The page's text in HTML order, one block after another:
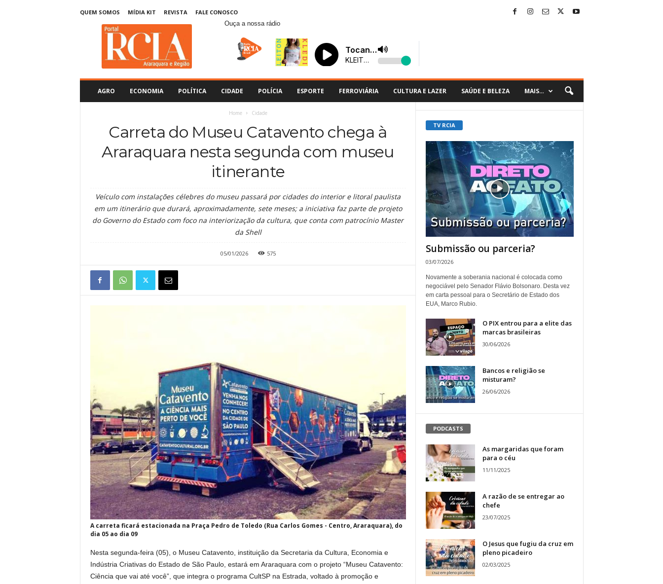
QUEM SOMOS MÍDIA KIT REVISTA
FALE CONOSCO
Ouça a nossa rádio
AGRO ECONOMIA POLÍTICA CIDADE POLÍCIA ESPORTE FERROVIÁRIA CULTURA E LAZER SAÚDE E BELEZA MAIS…
Home Cidade
Carreta do Museu Catavento chega à
Araraquara nesta segunda com museu
itinerante
Veículo com instalações célebres do museu passará por cidades do interior e litoral paulista
em um itinerário que durará, aproximadamente, sete meses; a iniciativa faz parte de projeto
do Governo do Estado com foco na interiorização da cultura, que conta com patrocínio Master
da Shell
05/01/2026 575
A carreta ficará estacionada na Praça Pedro de Toledo (Rua Carlos Gomes - Centro, Araraquara), do
dia 05 ao dia 09
Nesta segunda-feira (05), o Museu Catavento, instituição da Secretaria da Cultura, Economia e
Indústria Criativas do Estado de São Paulo, estará em Araraquara com o projeto “Museu Catavento:
Ciência que vai até você”, que integra o programa CultSP na Estrada, voltado à promoção e
TV RCIA
Submissão ou parceria?
03/07/2026
Novamente a soberania nacional é colocada como
negociável pelo Senador Flávio Bolsonaro. Desta vez
em carta pessoal para o Secretário de Estado dos
EUA, Marco Rubio.
O PIX entrou para a elite das
marcas brasileiras
30/06/2026
Bancos e religião se
misturam?
26/06/2026
PODCASTS
As margaridas que foram
para o céu
11/11/2025
A razão de se entregar ao
chefe
23/07/2025
O Jesus que fugiu da cruz em
pleno picadeiro
02/03/2025